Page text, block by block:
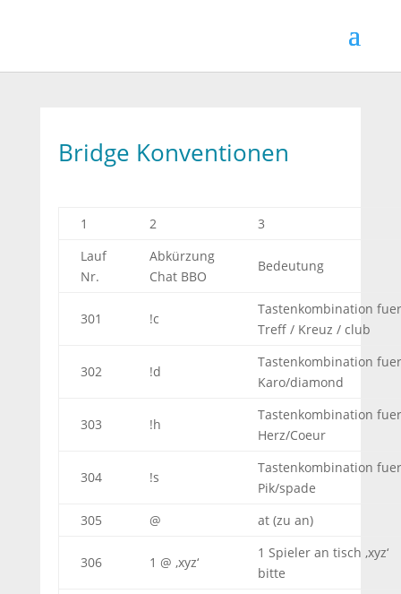
Bridge Konventionen
1 2
3
Lauf
Nr.
Abkürzung
Chat BBO
Bedeutung
301 !c
Tastenkombination fuer
Treff / Kreuz / club
302 !d
Tastenkombination fuer
Karo/diamond
303 !h
Tastenkombination fuer
Herz/Coeur
304 !s
Tastenkombination fuer
Pik/spade
305
@ at (zu an)
306 1 @ ‚xyz‘
1 Spieler an tisch ‚xyz‘
bitte